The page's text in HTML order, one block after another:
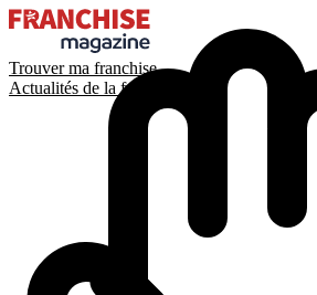
Trouver ma franchise
Actualités de la franchise